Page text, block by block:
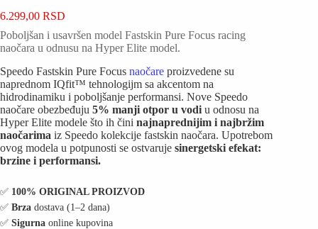
6.299,00 RSD
Poboljšan i usavršen model Fastskin Pure Focus racing
naočara u odnusu na Hyper Elite model.
Speedo Fastskin Pure Focus naočare proizvedene su
naprednom IQfit™ tehnologijm sa akcentom na
hidrodinamiku i poboljšanje performansi. Nove Speedo
naočare obezbeđuju 5% manji otpor u vodi u odnosu na
Hyper Elite modele što ih čini najnaprednijim i najbržim
naočarima iz Speedo kolekcije fastskin naočara. Upotrebom
ovog modela u potpunosti se ostvaruje sinergetski efekat:
brzine i performansi.
✅️ 100% ORIGINAL PROIZVOD
✅️ Brza dostava (1–2 dana)
✅️ Sigurna online kupovina